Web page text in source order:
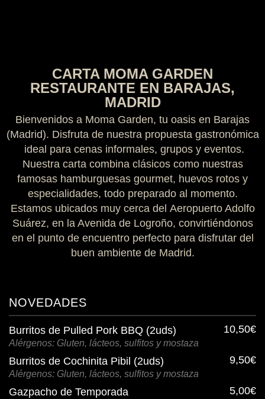
CARTA MOMA GARDEN
RESTAURANTE EN BARAJAS,
MADRID
Bienvenidos a Moma Garden, tu oasis en Barajas
(Madrid). Disfruta de nuestra propuesta gastronómica
ideal para cenas informales, grupos y eventos.
Nuestra carta combina clásicos como nuestras
famosas hamburguesas gourmet, huevos rotos y
especialidades, todo preparado al momento.
Estamos ubicados muy cerca del Aeropuerto Adolfo
Suárez, en la Avenida de Logroño, convirtiéndonos
en el punto de encuentro perfecto para disfrutar del
buen ambiente de Madrid.
NOVEDADES
Burritos de Pulled Pork BBQ (2uds) 10,50€
Alérgenos: Gluten, lácteos, sulfitos y mostaza
Burritos de Cochinita Pibil (2uds) 9,50€
Alérgenos: Gluten, lácteos, sulfitos y mostaza
Gazpacho de Temporada 5,00€